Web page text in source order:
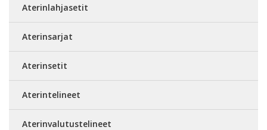
Aterinlahjasetit
Aterinsarjat
Aterinsetit
Aterintelineet
Aterinvalutustelineet